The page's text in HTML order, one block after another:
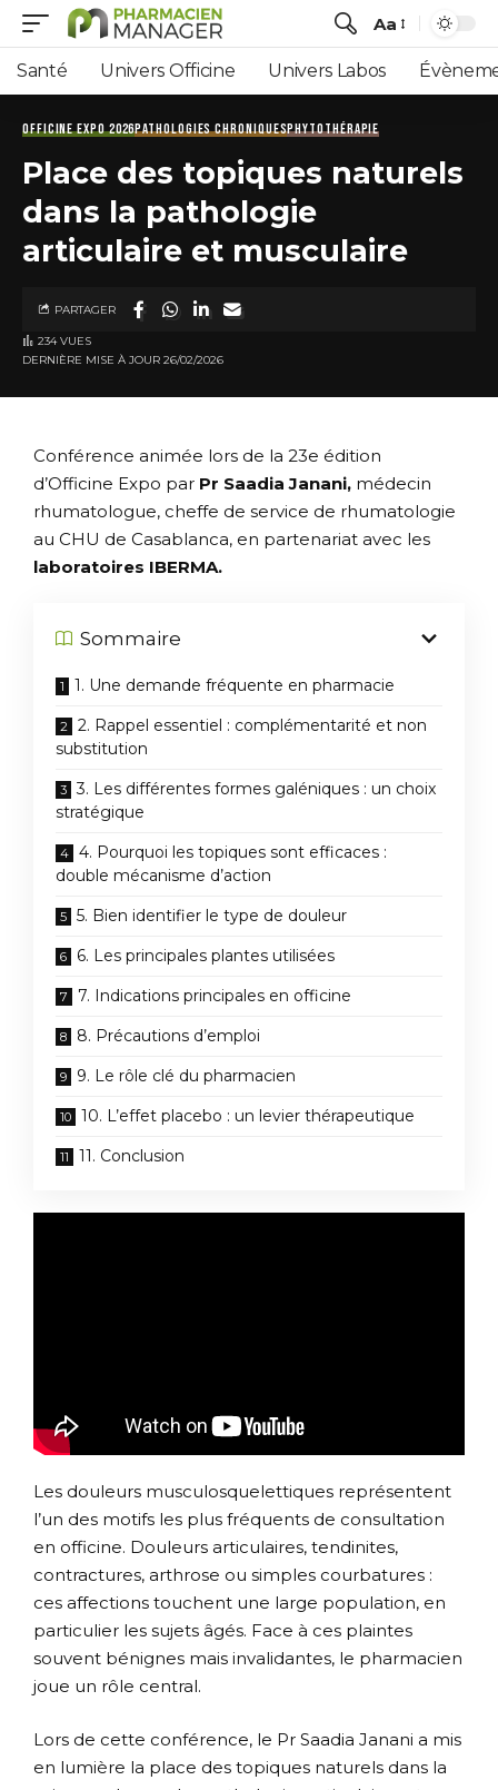
Aa
Santé Univers Officine Univers Labos
OFFICINE EXPO 2026PATHOLOGIES CHRONIQUESPHYTOTHÉRAPIE
Place des topiques naturels
dans la pathologie
articulaire et musculaire
DERNIÈRE MISE À JOUR 26/02/2026
234 VUES
PARTAGER
Conférence animée lors de la 23e édition
d’Officine Expo par Pr Saadia Janani, médecin
rhumatologue, cheffe de service de rhumatologie
au CHU de Casablanca, en partenariat avec les
laboratoires IBERMA.
Sommaire
1. Une demande fréquente en pharmacie
2. Rappel essentiel : complémentarité et non
substitution
3. Les différentes formes galéniques : un choix
stratégique
4. Pourquoi les topiques sont efficaces :
double mécanisme d’action
5. Bien identifier le type de douleur
6. Les principales plantes utilisées
7. Indications principales en officine
8. Précautions d’emploi
9. Le rôle clé du pharmacien
10. L’effet placebo : un levier thérapeutique
11. Conclusion
Les douleurs musculosquelettiques représentent
l’un des motifs les plus fréquents de consultation
en officine. Douleurs articulaires, tendinites,
contractures, arthrose ou simples courbatures :
ces affections touchent une large population, en
particulier les sujets âgés. Face à ces plaintes
souvent bénignes mais invalidantes, le pharmacien
joue un rôle central.
Lors de cette conférence, le Pr Saadia Janani a mis
en lumière la place des topiques naturels dans la